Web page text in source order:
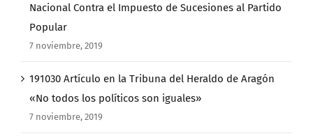
Nacional Contra el Impuesto de Sucesiones al Partido
Popular
7 noviembre, 2019
191030 Artículo en la Tribuna del Heraldo de Aragón
«No todos los políticos son iguales»
7 noviembre, 2019